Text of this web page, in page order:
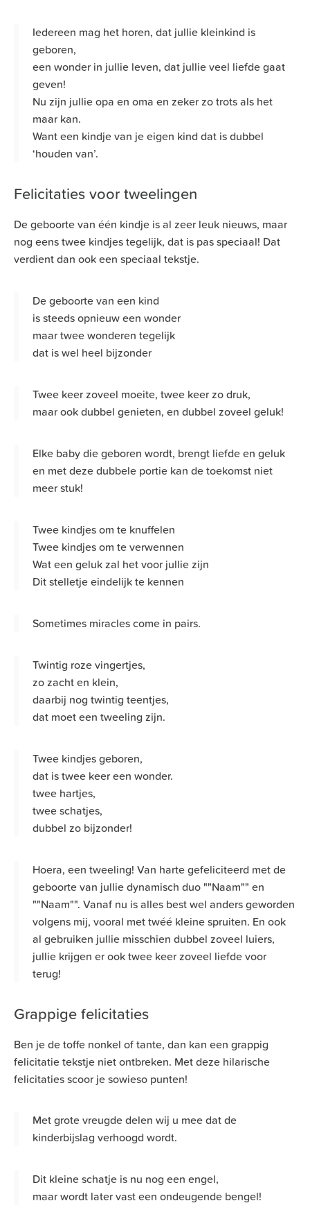
Iedereen mag het horen, dat jullie kleinkind is
geboren,
een wonder in jullie leven, dat jullie veel liefde gaat
geven!
Nu zijn jullie opa en oma en zeker zo trots als het
maar kan.
Want een kindje van je eigen kind dat is dubbel
‘houden van’.
Felicitaties voor tweelingen
De geboorte van één kindje is al zeer leuk nieuws, maar
nog eens twee kindjes tegelijk, dat is pas speciaal! Dat
verdient dan ook een speciaal tekstje.
De geboorte van een kind
is steeds opnieuw een wonder
maar twee wonderen tegelijk
dat is wel heel bijzonder
Twee keer zoveel moeite, twee keer zo druk,
maar ook dubbel genieten, en dubbel zoveel geluk!
Elke baby die geboren wordt, brengt liefde en geluk
en met deze dubbele portie kan de toekomst niet
meer stuk!
Twee kindjes om te knuffelen
Twee kindjes om te verwennen
Wat een geluk zal het voor jullie zijn
Dit stelletje eindelijk te kennen
Sometimes miracles come in pairs.
Twintig roze vingertjes,
zo zacht en klein,
daarbij nog twintig teentjes,
dat moet een tweeling zijn.
Twee kindjes geboren,
dat is twee keer een wonder.
twee hartjes,
twee schatjes,
dubbel zo bijzonder!
Hoera, een tweeling! Van harte gefeliciteerd met de
geboorte van jullie dynamisch duo ""Naam"" en
""Naam"". Vanaf nu is alles best wel anders geworden
volgens mij, vooral met twéé kleine spruiten. En ook
al gebruiken jullie misschien dubbel zoveel luiers,
jullie krijgen er ook twee keer zoveel liefde voor
terug!
Grappige felicitaties
Ben je de toffe nonkel of tante, dan kan een grappig
felicitatie tekstje niet ontbreken. Met deze hilarische
felicitaties scoor je sowieso punten!
Met grote vreugde delen wij u mee dat de
kinderbijslag verhoogd wordt.
Dit kleine schatje is nu nog een engel,
maar wordt later vast een ondeugende bengel!